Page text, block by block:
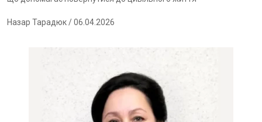
Назар Тарадюк/ 06.04.2026